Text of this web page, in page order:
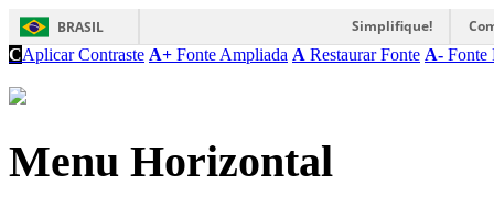
BRASIL Simplifique!
CAplicar Contraste A+ Fonte Ampliada A Restaurar Fonte A- Fonte
Menu Horizontal